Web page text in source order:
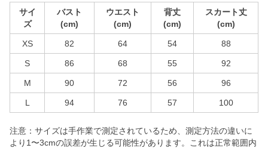
サイ
ズ
バスト
(cm)
ウエスト
(cm)
背丈
(cm)
スカート丈
(cm)
XS 82 64 54 88
S 86 68 55 92
M 90 72 56 96
L 94 76 57 100
注意：サイズは手作業で測定されているため、測定方法の違いに
より1〜3cmの誤差が生じる可能性があります。これは正常範囲内